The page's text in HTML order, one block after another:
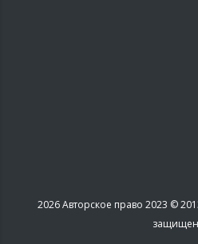
2026Авторское право 2023 ©